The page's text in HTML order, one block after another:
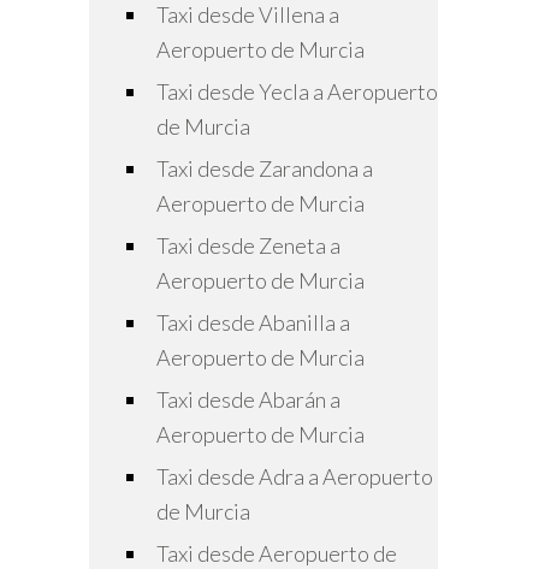
Taxi desde Villena a
Aeropuerto de Murcia
Taxi desde Yecla a Aeropuerto
de Murcia
Taxi desde Zarandona a
Aeropuerto de Murcia
Taxi desde Zeneta a
Aeropuerto de Murcia
Taxi desde Abanilla a
Aeropuerto de Murcia
Taxi desde Abarán a
Aeropuerto de Murcia
Taxi desde Adra a Aeropuerto
de Murcia
Taxi desde Aeropuerto de